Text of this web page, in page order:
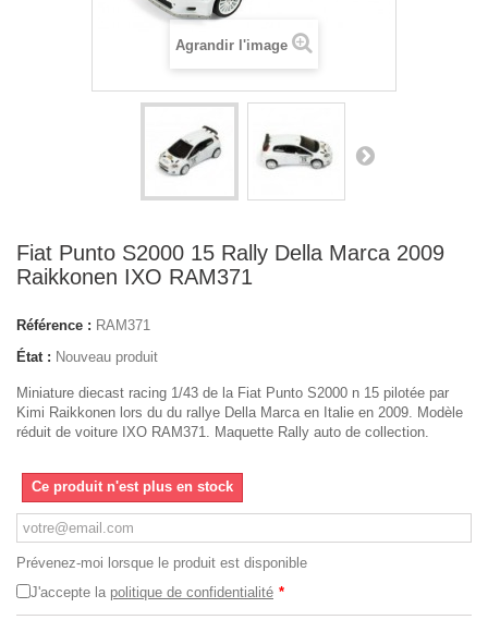
Agrandir l'image
Fiat Punto S2000 15 Rally Della Marca 2009
Raikkonen IXO RAM371
Référence : RAM371
État : Nouveau produit
Miniature diecast racing 1/43 de la Fiat Punto S2000 n 15 pilotée par
Kimi Raikkonen lors du du rallye Della Marca en Italie en 2009. Modèle
réduit de voiture IXO RAM371. Maquette Rally auto de collection.
Ce produit n'est plus en stock
Prévenez-moi lorsque le produit est disponible
J'accepte la politique de confidentialité *